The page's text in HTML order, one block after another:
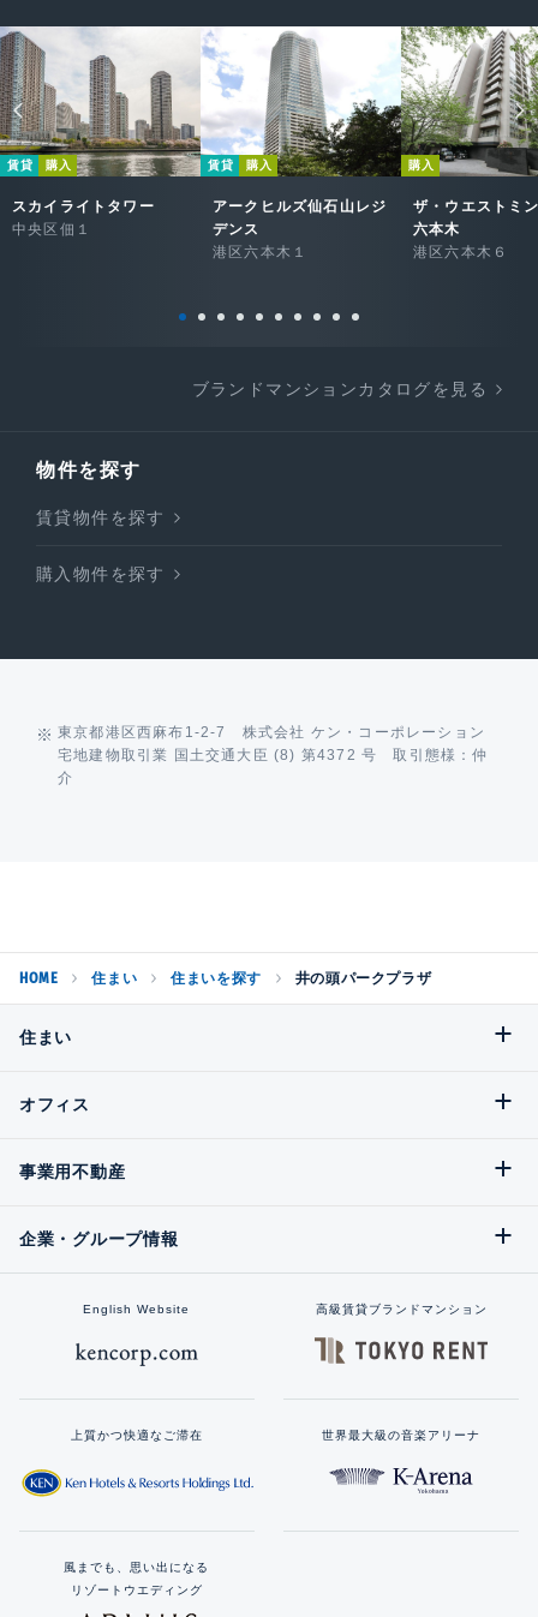
賃貸 購入
スカイライトタワー
中央区佃１
賃貸 購入
アークヒルズ仙石山レジ
デンス
港区六本木１
購入
ザ・ウエストミ
六本木
港区六本木６
ブランドマンションカタログを見る
物件を探す
賃貸物件を探す
購入物件を探す
東京都港区西麻布1-2-7 株式会社 ケン・コーポレーション
宅地建物取引業 国土交通大臣 (8) 第4372 号 取引態様：仲
介
HOME 住まい 住まいを探す 井の頭パークプラザ
住まい
オフィス
事業用不動産
企業・グループ情報
English Website 高級賃貸ブランドマンション
上質かつ快適なご滞在 世界最大級の音楽アリーナ
風までも、思い出になる
リゾートウエディング